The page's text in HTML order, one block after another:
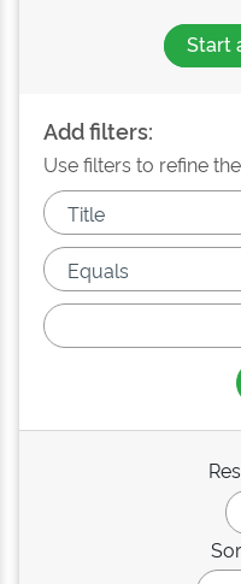
Start
Add filters:
Use filters to refine